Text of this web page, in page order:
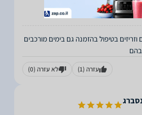
וזריזים בטיפול בהזמנה גם בימים מורכבים
בהם
עזרה (1) לא עזרה (0)